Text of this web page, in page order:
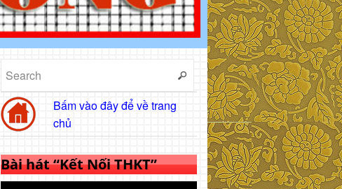
Bấm vào đây để về trang
chủ
Bài hát “Kết Nối THKT”